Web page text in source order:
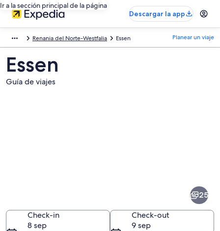
Ir a la sección principal de la página
Descargar la app
Renania del Norte-Westfalia Essen Planear un viaje
Essen
Guía de viajes
25
Check-in
8 sep
Check-out
9 sep